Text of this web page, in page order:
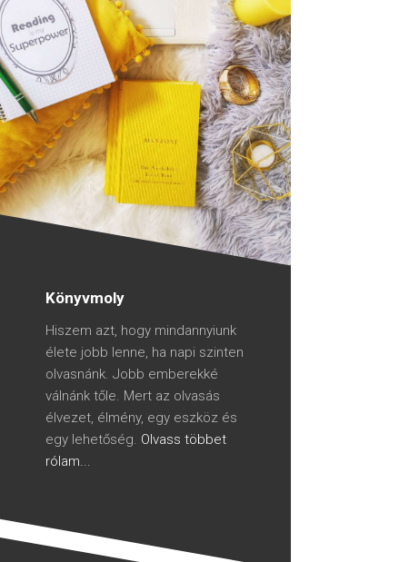
Könyvmoly
Hiszem azt, hogy mindannyiunk
élete jobb lenne, ha napi szinten
olvasnánk. Jobb emberekké
válnánk tőle. Mert az olvasás
élvezet, élmény, egy eszköz és
egy lehetőség. Olvass többet
rólam...